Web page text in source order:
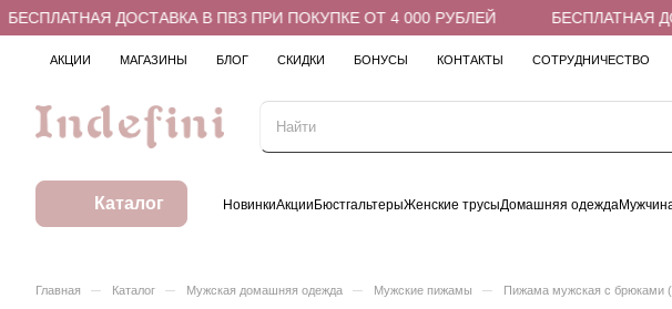
ДОСТАВКА В ПВЗ ПРИ ПОКУПКЕ ОТ 4 000 РУБЛЕЙ БЕСПЛАТНАЯ
АКЦИИ МАГАЗИНЫ БЛОГ СКИДКИ БОНУСЫ КОНТАКТЫ СОТРУДНИЧЕСТВО
Каталог НовинкиАкцииБюстгальтерыЖенские трусыДомашняя одежда
Главная – Каталог – Мужская домашняя одежда – Мужские пижамы – Пижама мужская с брюками